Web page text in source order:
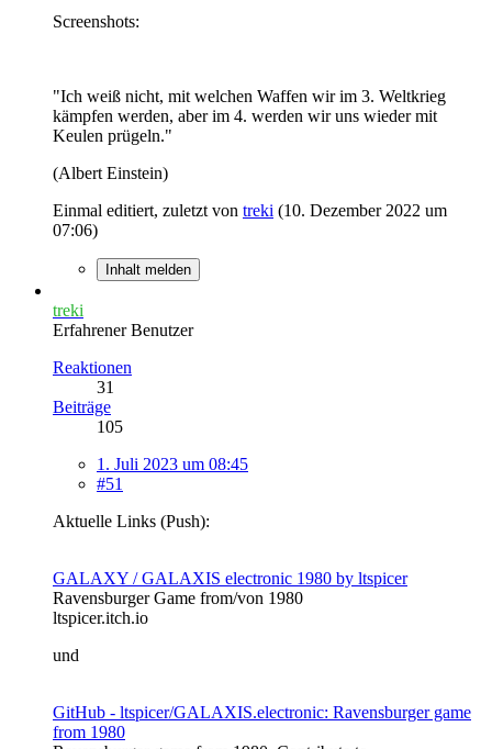
Screenshots:
"Ich weiß nicht, mit welchen Waffen wir im 3. Weltkrieg
kämpfen werden, aber im 4. werden wir uns wieder mit
Keulen prügeln."
(Albert Einstein)
Einmal editiert, zuletzt von treki (10. Dezember 2022 um
07:06)
Inhalt melden
treki
Erfahrener Benutzer
Reaktionen
31
Beiträge
105
1. Juli 2023 um 08:45
#51
Aktuelle Links (Push):
GALAXY / GALAXIS electronic 1980 by ltspicer
Ravensburger Game from/von 1980
ltspicer.itch.io
und
GitHub - ltspicer/GALAXIS.electronic: Ravensburger game
from 1980